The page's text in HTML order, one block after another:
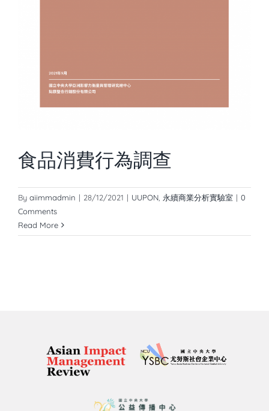
食品消費行為調查
By aiimmadmin | 28/12/2021 | UUPON 永續商業分析實驗室 | 0
Comments
Read More